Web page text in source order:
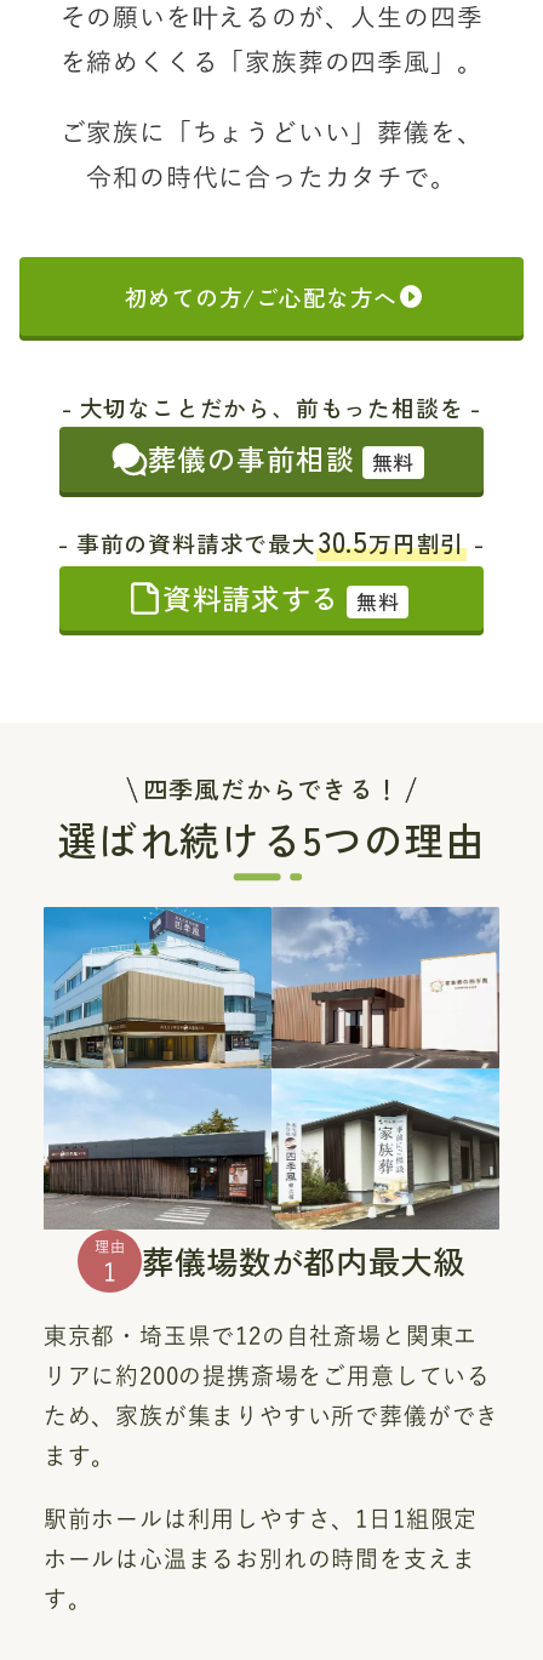
その願いを叶えるのが、
人生の四季
を締めくくる「家族葬の四季風」。
ご家族に「ちょうどいい」葬儀を、
令和の時代に合ったカタチで。
初めての方/ご心配な方へ
- 大切なことだから、前もった相談を -
葬儀の事前相談 無料
- 事前の資料請求で最大30.5万円割引 -
資料請求する 無料
四季風だからできる！
選ばれ続ける5つの理由
理由
1 葬儀場数が都内最大級
東京都・埼玉県で12の自社斎場と関東エ
リアに約200の提携斎場をご用意している
ため、家族が集まりやすい所で葬儀ができ
ます。
駅前ホールは利用しやすさ、1日1組限定
ホールは心温まるお別れの時間を支えま
す。